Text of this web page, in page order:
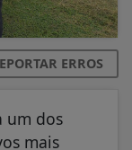
ERROS
um dos
mais